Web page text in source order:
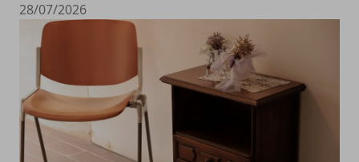
28/07/2026